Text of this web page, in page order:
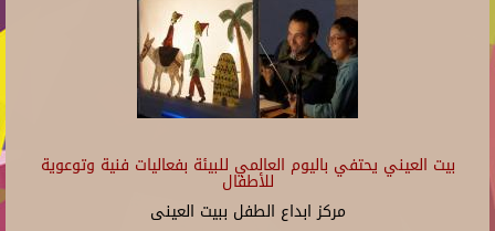
بيت العيني يحتفي باليوم العالمي للبيئة بفعاليات فنية وتوعوية
للأطفال
مركز ابداع الطفل ببيت العينى